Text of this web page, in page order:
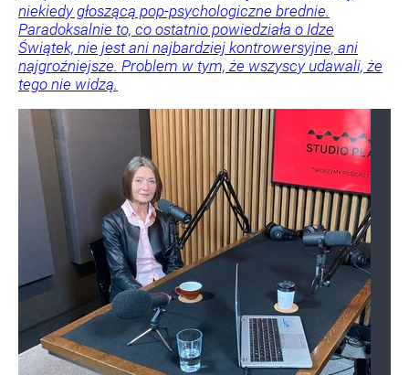
niekiedy głoszącą pop-psychologiczne brednie.
Paradoksalnie to, co ostatnio powiedziała o Idze
Świątek, nie jest ani najbardziej kontrowersyjne, ani
najgroźniejsze. Problem w tym, że wszyscy udawali, że
tego nie widzą.